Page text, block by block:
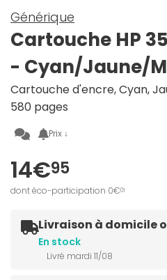
Générique
Cartouche HP
- Cyan/Jaune/
Cartouche d'encre, Cyan,
580 pages
Prix ↓
14€95
dont éco-participation 0€01
Livraison à domicile
En stock
Livré mardi 11/08